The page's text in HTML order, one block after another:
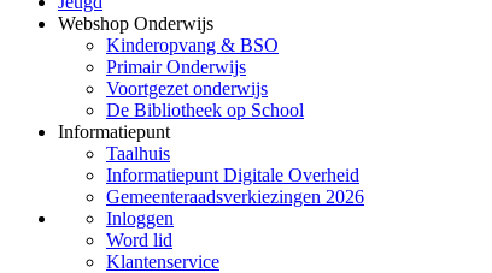
Webshop Onderwijs
Kinderopvang & BSO
Primair Onderwijs
Voortgezet onderwijs
De Bibliotheek op School
Informatiepunt
Taalhuis
Informatiepunt Digitale Overheid
Gemeenteraadsverkiezingen 2026
Inloggen
Word lid
Klantenservice